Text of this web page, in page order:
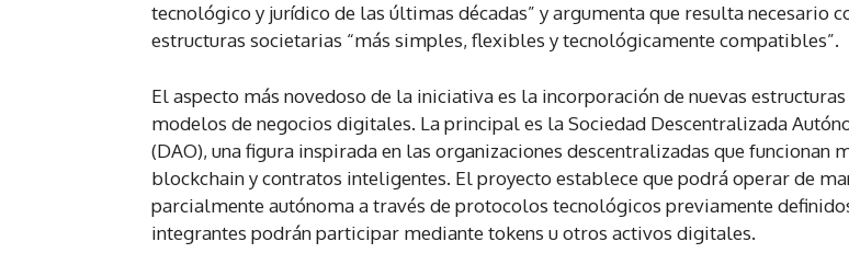
tecnológico y jurídico de las últimas décadas” y argumenta que resulta necesario
estructuras societarias “más simples, flexibles y tecnológicamente compatibles”.
El aspecto más novedoso de la iniciativa es la incorporación de nuevas
modelos de negocios digitales. La principal es la Sociedad Descentralizada
(DAO), una figura inspirada en las organizaciones descentralizadas que funcionan
blockchain y contratos inteligentes. El proyecto establece que podrá operar de
parcialmente autónoma a través de protocolos tecnológicos previamente
integrantes podrán participar mediante tokens u otros activos digitales.